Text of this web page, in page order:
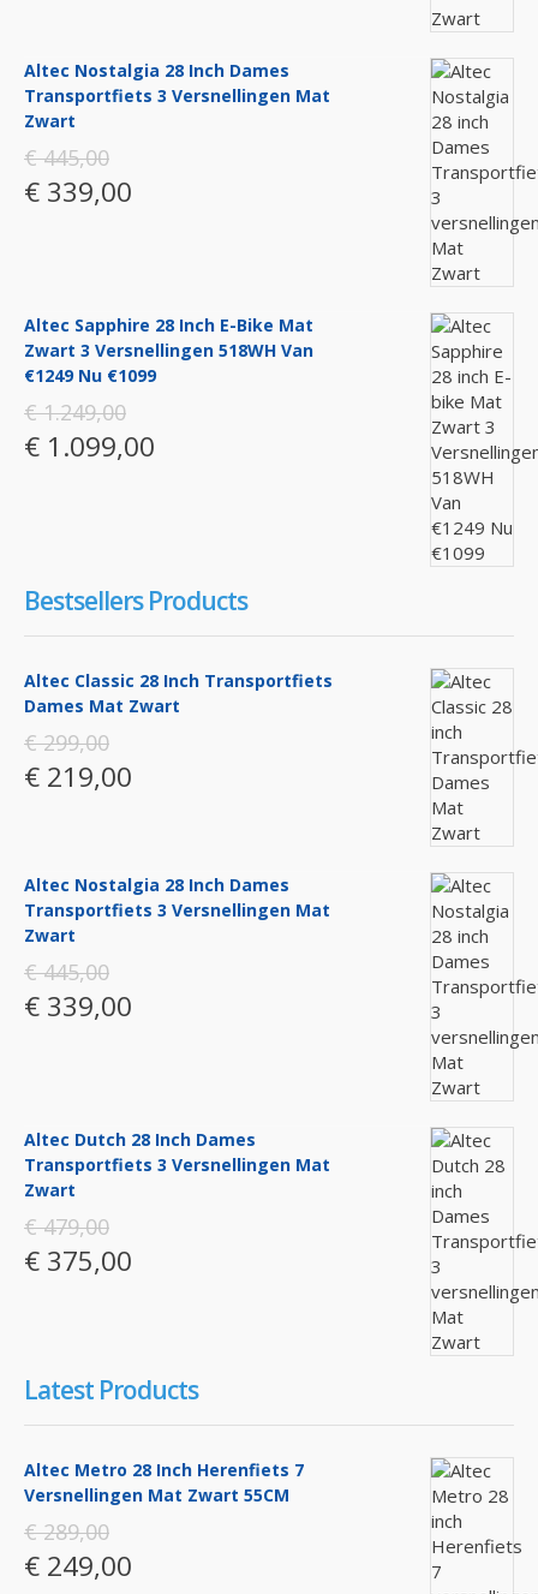
Altec Nostalgia 28 Inch Dames
Transportfiets 3 Versnellingen Mat
Zwart
€ 445,00
€ 339,00
Altec Sapphire 28 Inch E-Bike Mat
Zwart 3 Versnellingen 518WH Van
€1249 Nu €1099
€ 1.249,00
€ 1.099,00
Bestsellers Products
Altec Classic 28 Inch Transportfiets
Dames Mat Zwart
€ 299,00
€ 219,00
Altec Nostalgia 28 Inch Dames
Transportfiets 3 Versnellingen Mat
Zwart
€ 445,00
€ 339,00
Altec Dutch 28 Inch Dames
Transportfiets 3 Versnellingen Mat
Zwart
€ 479,00
€ 375,00
Latest Products
Altec Metro 28 Inch Herenfiets 7
Versnellingen Mat Zwart 55CM
€ 289,00
€ 249,00